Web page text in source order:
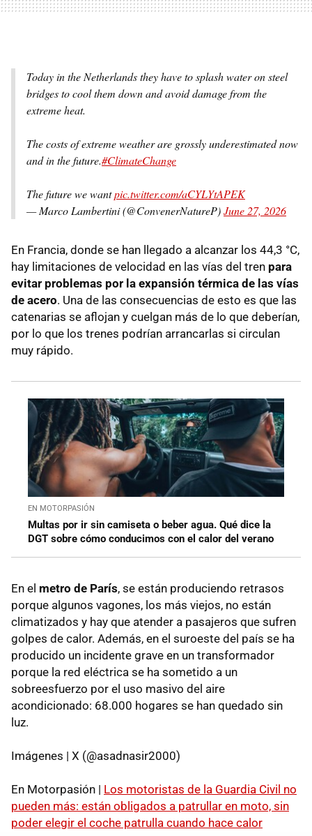
Today in the Netherlands they have to splash water on steel
bridges to cool them down and avoid damage from the
extreme heat.
The costs of extreme weather are grossly underestimated now
and in the future.#ClimateChange
The future we wantpic.twitter.com/aCYLYtAPEK
— Marco Lambertini (@ConvenerNatureP)June 27, 2026
En Francia, donde se han llegado a alcanzar los 44,3 °C,
hay limitaciones de velocidad en las vías del tren para
evitar problemas por la expansión térmica de las vías
de acero. Una de las consecuencias de esto es que las
catenarias se aflojan y cuelgan más de lo que deberían,
por lo que los trenes podrían arrancarlas si circulan
muy rápido.
EN MOTORPASIÓN
Multas por ir sin camiseta o beber agua. Qué dice la
DGT sobre cómo conducimos con el calor del verano
En el metro de París, se están produciendo retrasos
porque algunos vagones, los más viejos, no están
climatizados y hay que atender a pasajeros que sufren
golpes de calor. Además, en el suroeste del país se ha
producido un incidente grave en un transformador
porque la red eléctrica se ha sometido a un
sobreesfuerzo por el uso masivo del aire
acondicionado: 68.000 hogares se han quedado sin
luz.
Imágenes | X (@asadnasir2000)
En Motorpasión | Los motoristas de la Guardia Civil no
pueden más: están obligados a patrullar en moto, sin
poder elegir el coche patrulla cuando hace calor